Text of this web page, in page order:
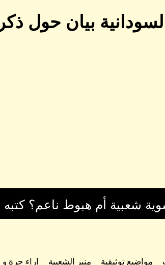
بيان حول
مواضيع توثيقية منبر الشعبية اراء حرة